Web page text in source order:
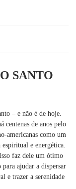
SANTO
– e não é de hoje.
centenas de anos pelo
americanas como um
e energética.
faz dele um ótimo
ajudar a dispersar
e trazer a serenidade